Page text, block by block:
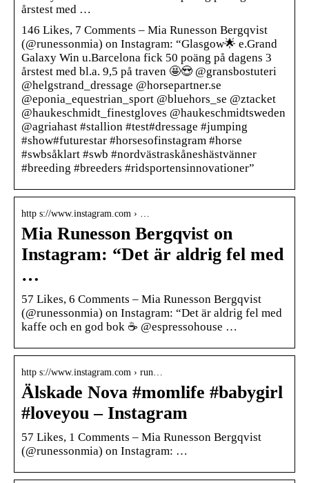
årstest med …
146 Likes, 7 Comments – Mia Runesson Bergqvist
(@runessonmia) on Instagram: “Glasgow🌟 e.Grand
Galaxy Win u.Barcelona fick 50 poäng på dagens 3
årstest med bl.a. 9,5 på traven 🤩😍 @gransbostuteri
@helgstrand_dressage @horsepartner.se
@eponia_equestrian_sport @bluehors_se @ztacket
@haukeschmidt_finestgloves @haukeschmidtsweden
@agriahast #stallion #test#dressage #jumping
#show#futurestar #horsesofinstagram #horse
#swbsåklart #swb #nordvästraskåneshästvänner
#breeding #breeders #ridsportensinnovationer”
http s://www.instagram.com › …
Mia Runesson Bergqvist on
Instagram: “Det är aldrig fel med
…
57 Likes, 6 Comments – Mia Runesson Bergqvist
(@runessonmia) on Instagram: “Det är aldrig fel med
kaffe och en god bok ☕️ @espressohouse …
http s://www.instagram.com › run…
Älskade Nova #momlife #babygirl
#loveyou – Instagram
57 Likes, 1 Comments – Mia Runesson Bergqvist
(@runessonmia) on Instagram: …